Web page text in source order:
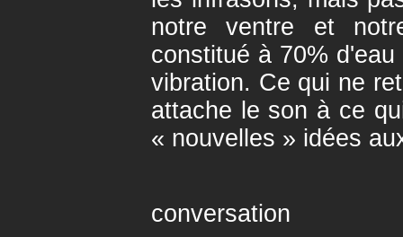
notre ventre et
constitué à 70%
vibration. Ce qui ne
attache le son à ce
« nouvelles » idées
conversation